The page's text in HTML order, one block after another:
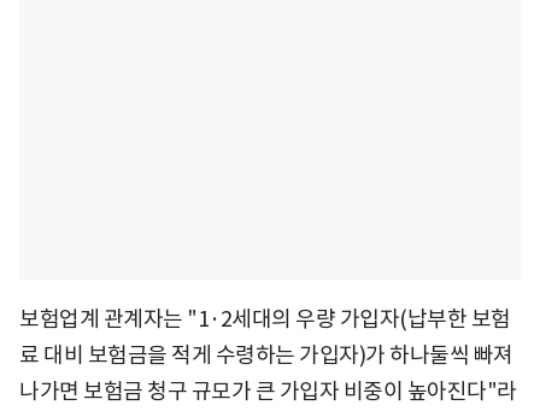
보험업계 관계자는 "1·2세대의 우량 가입자(납부한 보험
료 대비 보험금을 적게 수령하는 가입자)가 하나둘씩 빠져
나가면 보험금 청구 규모가 큰 가입자 비중이 높아진다"라